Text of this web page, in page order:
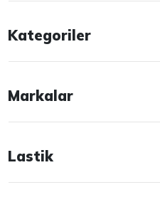
Kategoriler
Markalar
Lastik